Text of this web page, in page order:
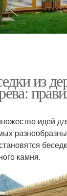
из
идей
камня.